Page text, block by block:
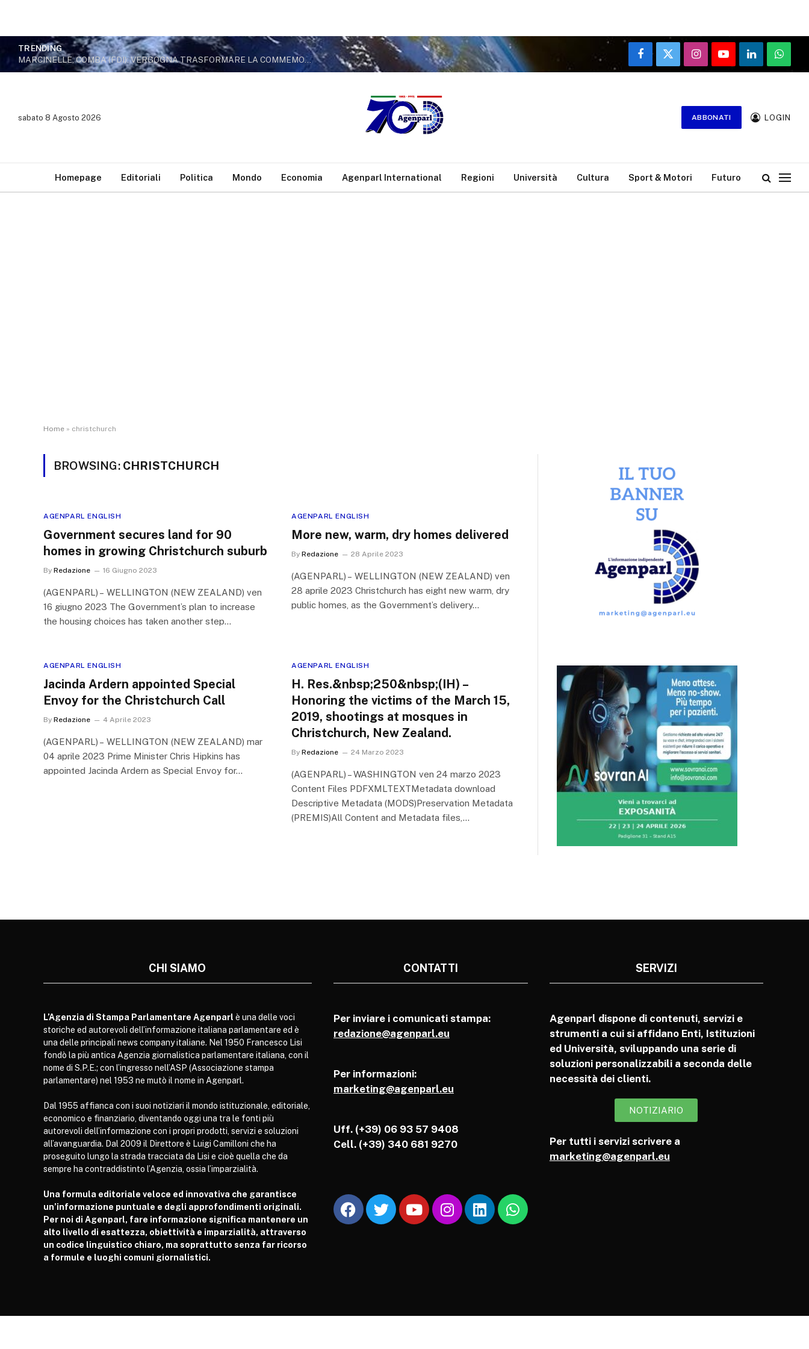
TRENDING
MARCINELLE, COMBA (FDI): VERGOGNA TRASFORMARE LA COMMEMORAZIONE DEI CADUTI IN MANIFESTAZIONE DI INTOLLERANZA POLITICA
Facebook
X
(Twitter)
InstagramYouTubeLinkedIn
sabato 8 Agosto 2026 ABBONATI LOGIN
Homepage Editoriali Politica Mondo Economia Agenparl International Regioni Università Cultura Sport & Motori Futuro
Home » christchurch
BROWSING: CHRISTCHURCH
AGENPARL ENGLISH
Government secures land for 90
homes in growing Christchurch suburb
By Redazione 16 Giugno 2023
(AGENPARL) – WELLINGTON (NEW ZEALAND) ven
16 giugno 2023 The Government’s plan to increase
the housing choices has taken another step…
AGENPARL ENGLISH
More new, warm, dry homes delivered
By Redazione 28 Aprile 2023
(AGENPARL) – WELLINGTON (NEW ZEALAND) ven
28 aprile 2023 Christchurch has eight new warm, dry
public homes, as the Government’s delivery…
AGENPARL ENGLISH
Jacinda Ardern appointed Special
Envoy for the Christchurch Call
By Redazione 4 Aprile 2023
(AGENPARL) – WELLINGTON (NEW ZEALAND) mar
04 aprile 2023 Prime Minister Chris Hipkins has
appointed Jacinda Ardern as Special Envoy for…
AGENPARL ENGLISH
H. Res.&nbsp;250&nbsp;(IH) –
Honoring the victims of the March 15,
2019, shootings at mosques in
Christchurch, New Zealand.
By Redazione 24 Marzo 2023
(AGENPARL) – WASHINGTON ven 24 marzo 2023
Content Files PDFXMLTEXTMetadata download
Descriptive Metadata (MODS)Preservation Metadata
(PREMIS)All Content and Metadata files,…
CHI SIAMO
L’Agenzia di Stampa Parlamentare Agenparl è una delle voci
storiche ed autorevoli dell’informazione italiana parlamentare ed è
una delle principali news company italiane. Nel 1950 Francesco Lisi
fondò la più antica Agenzia giornalistica parlamentare italiana, con il
nome di S.P.E.; con l’ingresso nell’ASP (Associazione stampa
parlamentare) nel 1953 ne mutò il nome in Agenparl.
Dal 1955 affianca con i suoi notiziari il mondo istituzionale, editoriale,
economico e finanziario, diventando oggi una tra le fonti più
autorevoli dell’informazione con i propri prodotti, servizi e soluzioni
all’avanguardia. Dal 2009 il Direttore è Luigi Camilloni che ha
proseguito lungo la strada tracciata da Lisi e cioè quella che da
sempre ha contraddistinto l’Agenzia, ossia l’imparzialità.
Una formula editoriale veloce ed innovativa che garantisce
un’informazione puntuale e degli approfondimenti originali.
Per noi di Agenparl, fare informazione significa mantenere un
alto livello di esattezza, obiettività e imparzialità, attraverso
un codice linguistico chiaro, ma soprattutto senza far ricorso
a formule e luoghi comuni giornalistici.
CONTATTI
Per inviare i comunicati stampa:
redazione@agenparl.eu
Per informazioni:
marketing@agenparl.eu
Uff. (+39) 06 93 57 9408
Cell. (+39) 340 681 9270
SERVIZI
Agenparl dispone di contenuti, servizi e
strumenti a cui si affidano Enti, Istituzioni
ed Università, sviluppando una serie di
soluzioni personalizzabili a seconda delle
necessità dei clienti.
NOTIZIARIO
Per tutti i servizi scrivere a
marketing@agenparl.eu